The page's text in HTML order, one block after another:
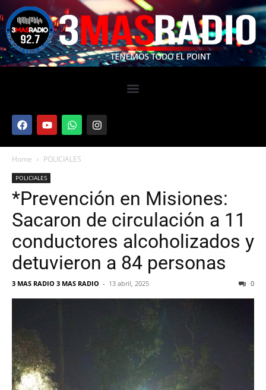
Home POLICIALES
POLICIALES
*Prevención en Misiones:
Sacaron de circulación a 11
conductores alcoholizados y
detuvieron a 84 personas
3 MAS RADIO 3 MAS RADIO - 13 abril, 2025 0